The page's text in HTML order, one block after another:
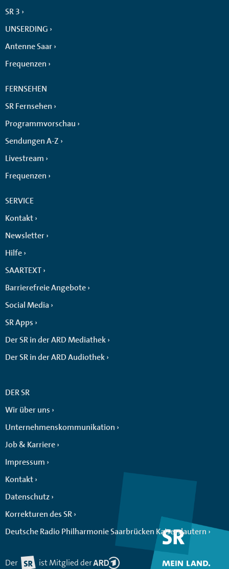
SR 3
UNSERDING
Antenne Saar
Frequenzen
FERNSEHEN
SR Fernsehen
Programmvorschau
Sendungen A-Z
Livestream
Frequenzen
SERVICE
Kontakt
Newsletter
Hilfe
SAARTEXT
Barrierefreie Angebote
Social Media
SR Apps
Der SR in der ARD Mediathek
Der SR in der ARD Audiothek
DER SR
Wir über uns
Unternehmenskommunikation
Job & Karriere
Impressum
Kontakt
Datenschutz
Korrekturen des SR
Deutsche Radio Philharmonie Saarbrücken Kaiserslautern
Der ist Mitglied der